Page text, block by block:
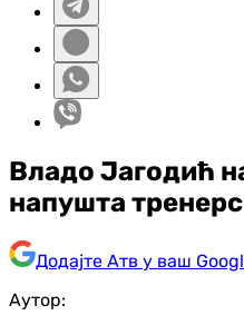
Владо Јагодић
напушта
Додајте Атв у ваш
Аутор: